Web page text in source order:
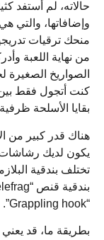
وإضافاتها، والتي
منحك ترقيات
من نهاية اللعبة
كنت أتجول فقط
بقايا الأسلحة ظرفية
هناك قدر كبير من
يكون لديك رشاشات
تختلف بندقية
“Grappling hook”.